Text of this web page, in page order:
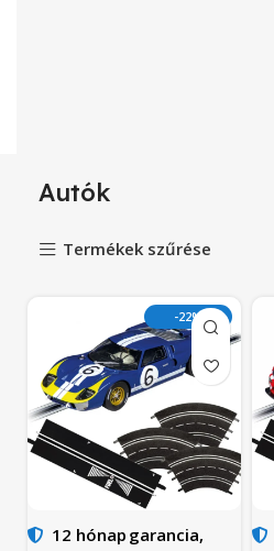
Autók
Termékek szűrése
-22%
12 hónap garancia,